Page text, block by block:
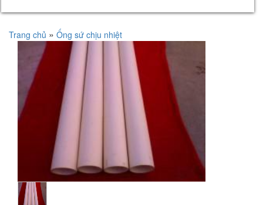
Trang chủ » Ống sứ chịu nhiệt